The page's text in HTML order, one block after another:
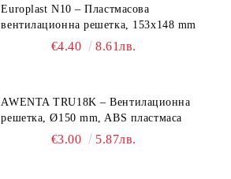
Europlast N10 – Пластмасова
вентилационна решетка, 153x148 mm
€4.40 8.61лв.
AWENTA TRU18K – Вентилационна
решетка, Ø150 mm, ABS пластмаса
€3.00 5.87лв.